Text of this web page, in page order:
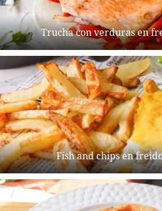
Trucha con verduras en
Fish and chips en